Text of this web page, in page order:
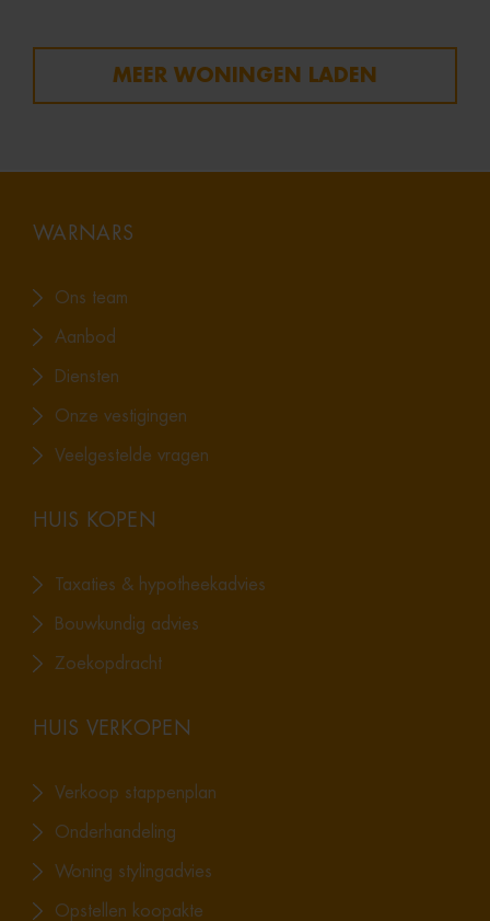
MEER WONINGEN LADEN
WARNARS
Ons team
Aanbod
Diensten
Onze vestigingen
Veelgestelde vragen
HUIS KOPEN
Taxaties & hypotheekadvies
Bouwkundig advies
Zoekopdracht
HUIS VERKOPEN
Verkoop stappenplan
Onderhandeling
Woning stylingadvies
Opstellen koopakte